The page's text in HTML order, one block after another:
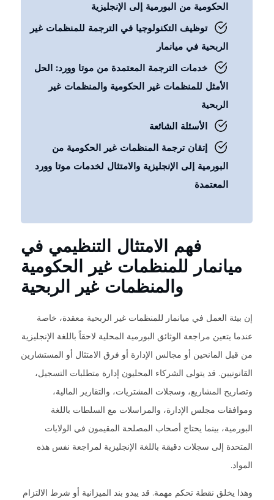
الحكومية من البورمية إلى الإنجليزية
توظيف التكنولوجيا في الترجمة للمنظمات غير
الربحية في ميانمار
خدمات الترجمة المعتمدة من موتا وورد: الحل
الأمثل للمنظمات غير الحكومية والمنظمات غير
الربحية
الأسئلة الشائعة
إتقان ترجمة المنظمات غير الحكومية من
البورمية إلى الإنجليزية والامتثال لخدمات موتا وورد
المعتمدة
فهم الامتثال التنظيمي في
ميانمار للمنظمات غير الحكومية
والمنظمات غير الربحية
إن بيئة العمل في ميانمار للمنظمات غير الربحية معقدة، خاصة
عندما يتعين مراجعة الوثائق البورمية المحلية لاحقاً باللغة الإنجليزية
من قبل المانحين أو مجالس الإدارة أو فرق الامتثال أو المستشارين
القانونيين. قد يتولى الشركاء المحليون إدارة متطلبات التسجيل،
وتصاريح المشاريع، وسجلات المشتريات، والتقارير المالية،
وموافقات مجلس الإدارة، والمراسلات مع السلطات باللغة
البورمية، بينما يحتاج أصحاب المصلحة المقيمون في الولايات
المتحدة إلى سجلات دقيقة باللغة الإنجليزية لمراجعة نفس هذه
المواد.
وهذا يخلق نقطة تحكم مهمة. قد يبدو بند الميزانية أو شرط الالتزام